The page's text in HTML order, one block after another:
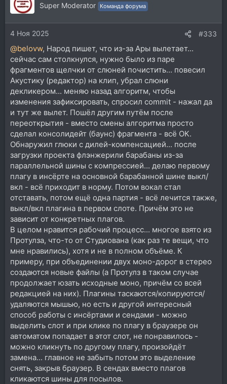
Super Moderator Команда форума
4 Ноя 2025 #333
@belovw, Народ пишет, что из-за Ары вылетает...
сейчас сам столкнулся, нужно было из паре
фрагментов щелчки от слюней почистить... повесил
Акустику (редактор) на клип, убрал слюни
декликером... меняю назад алгоритм, чтобы
изменения зафиксировать, спросил commit - нажал да
и тут же вылет. Пошёл другим путём после
переоткрытия - вместо смены алгоритма просто
сделал консолидейт (баунс) фрагмента - всё ОК.
Обнаружил глюки с дилей-компенсацией... после
загрузки проекта флэнжерили барабаны из-за
параллельной шины с компрессией... делаю первому
плагу в инсёрте на основной барабанной шине выкл/
вкл - всё приходит в норму. Потом вокал стал
отставать, потом ещё одна партия - всё лечится также,
выкл/вкл плагина в первом слоте. Причём это не
зависит от конкретных плагов.
В целом нравится рабочий процесс... многое взято из
Протулза, что-то от Студиована (как раз те вещи, что
мне нравились), хотя и не в полном объёме. К
примеру, при объединении двух моно-дорог в стерео
создаются новые файлы (а Протулз в таком случае
продолжает юзать исходные моно, причём со всей
редакцией на них). Плагины таскаются/копируются/
удаляются мышью, но есть и другой интересный
способ работы с инсёртами и сендами - можно
выделить слот и при клике по плагу в браузере он
автоматом попадает в этот слот, не понравилось -
можно кликнуть по другому плагу, произойдёт
замена... главное не забыть потом это выделение
снять, закрыв браузер. В сендах вместо плагов
кликаются шины для посылов.